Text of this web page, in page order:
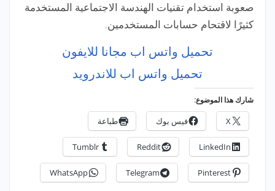
صعوبة استخدام تقنيات الهندسة الاجتماعية المستخدمة
كثيرًا لاقتحام حسابات المستخدمين.
تحميل واتس اب مجانا للايفون
تحميل واتس اب للاندرويد
شارك هذا الموضوع:
X فيس بوك طباعة
LinkedIn
Reddit
Tumblr
Pinterest
Telegram
WhatsApp